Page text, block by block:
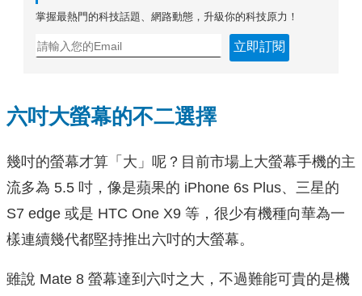
掌握最熱門的科技話題、網路動態，升級你的科技原力！
立即訂閱
六吋大螢幕的不二選擇
幾吋的螢幕才算「大」呢？目前市場上大螢幕手機的主
流多為 5.5 吋，像是蘋果的 iPhone 6s Plus、三星的
S7 edge 或是 HTC One X9 等，很少有機種向華為一
樣連續幾代都堅持推出六吋的大螢幕。
雖說 Mate 8 螢幕達到六吋之大，不過難能可貴的是機